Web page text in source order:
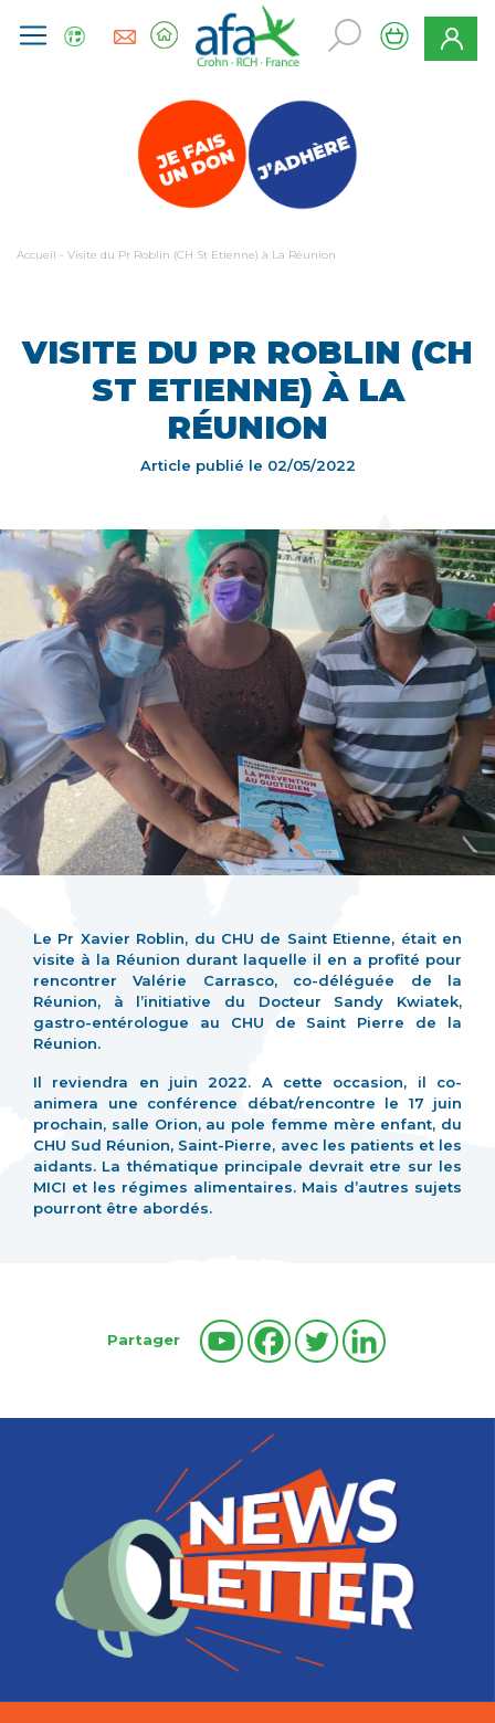
Accueil - Visite du Pr Roblin (CH St Etienne) à La Réunion
VISITE DU PR ROBLIN (CH
ST ETIENNE) À LA
RÉUNION
Article publié le 02/05/2022
Le Pr Xavier Roblin, du CHU de Saint Etienne, était en
visite à la Réunion durant laquelle il en a profité pour
rencontrer Valérie Carrasco, co-déléguée de la
Réunion, à l’initiative du Docteur Sandy Kwiatek,
gastro-entérologue au CHU de Saint Pierre de la
Réunion.
Il reviendra en juin 2022. A cette occasion, il co-
animera une conférence débat/rencontre le 17 juin
prochain, salle Orion, au pole femme mère enfant, du
CHU Sud Réunion, Saint-Pierre, avec les patients et les
aidants. La thématique principale devrait etre sur les
MICI et les régimes alimentaires. Mais d’autres sujets
pourront être abordés.
Partager